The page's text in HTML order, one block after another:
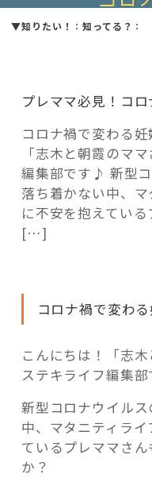
HAREL
「モノ」
fleXe
「ひと」
これからの
▼知りたい！ ：知ってる？ ：
プレママ必見！コ
コロナ禍で変わる
「志木と朝霞のマ
編集部です♪ 新型
落ち着かない中、
に不安を抱えてい
[…]
コロナ禍で変わ
こんにちは！「志
ステキライフ編集
新型コロナウイル
中、マタニティラ
ているプレママさ
か？